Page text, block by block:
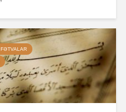
FƏTVALAR